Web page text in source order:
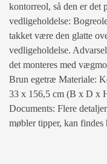
kontorreol, så den er det
vedligeholdelse:
takket være den glatte
vedligeholdelse.
det monteres med
Brun egetræ Materiale:
33 x 156,5 cm (B x D x
Documents: Flere
møbler tipper, kan findes